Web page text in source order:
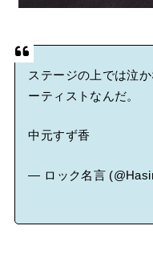
ステージの上では泣
ーティストなんだ。
中元すず香
— ロック名言